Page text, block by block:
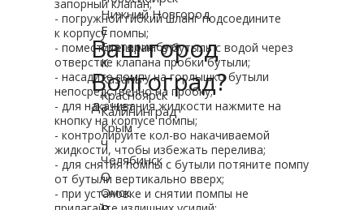
запорный клапан;
-погружной гибкий шланг подсоедините
к корпусупомпы;
- поместитешлангв бутыль с водой через
отверстие клапана пробки бутыли;
- насадите помпу на горлышко бутыли
непосредственно на пробку;
- для накачивания жидкости нажмите на
кнопку накорпусепомпы;
-контролируйтекол-во накачиваемой
жидкости, чтобы избежать перелива;
- для снятияпомпы с бутыли потяните помпу
от бутыли вертикально вверх;
- при установке и снятиипомпы не
Ваш город
Волгоград?
Да Нет
Нижний Новгород
Е
Екатеринбург
К
Казань
Красноярск
Калининград
Крым
Ч
Челябинск
О
Омск